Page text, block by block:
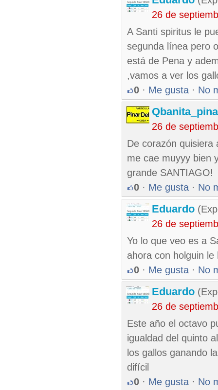
26 de
A Santi spiritus le
segunda línea pero
está de Pena y
,vamos a ver los
0 · Me gusta · No
26 de
De corazón
me cae muyyy bien
grande SANTIAGO!
0 · Me gusta · No
Eduardo
26 de
Yo lo que veo es a
ahora con holguin
0 · Me gusta · No
Eduardo
26 de
Este año el octavo
igualdad del quinto
los gallos ganando
difícil
0 · Me gusta · No